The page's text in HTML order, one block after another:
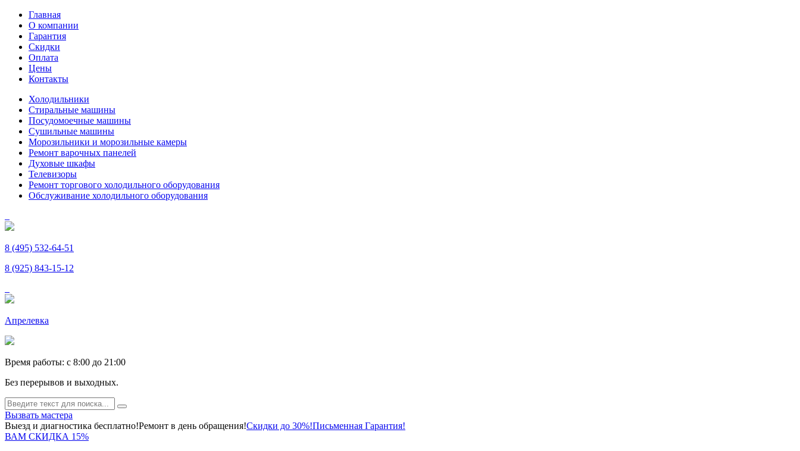
Главная
О компании
Гарантия
Скидки
Оплата
Цены
Контакты
Холодильники
Стиральные машины
Посудомоечные машины
Сушильные машины
Морозильники и морозильные камеры
Ремонт варочных панелей
Духовые шкафы
Телевизоры
Ремонт торгового холодильного оборудования
Обслуживание холодильного оборудования
8 (495) 532-64-51
8 (925) 843-15-12
Апрелевка
Время работы: c 8:00 до 21:00
Без перерывов и выходных.
Вызвать мастера
Выезд и диагностика бесплатно!Ремонт в день обращения!Скидки до 30%!Письменная Гарантия!
ВАМ СКИДКА 15%